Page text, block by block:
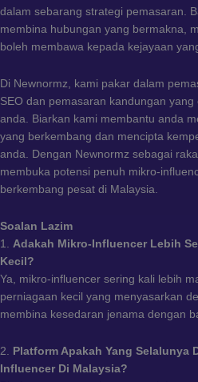
dalam sebarang strategi pemasaran.
membina hubungan yang bermakna,
boleh membawa kepada kejayaan
Di Newnormz, kami pakar dalam
SEO dan pemasaran kandungan
anda. Biarkan kami membantu anda
yang berkembang dan mencipta
anda. Dengan Newnormz sebagai
membuka potensi penuh mikro-
berkembang pesat di Malaysia.
Soalan Lazim
1. Adakah Mikro-Influencer Lebih
Kecil?
Ya, mikro-influencer sering kali lebih
perniagaan kecil yang menyasarkan
membina kesedaran jenama dengan
2. Platform Apakah Yang Selalunya
Influencer Di Malaysia?